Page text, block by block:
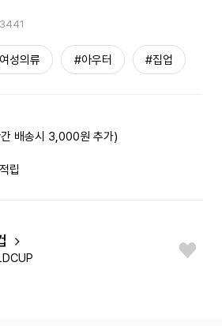
성의류 #아우터 #집업
배송시 3,000원 추가)
적립